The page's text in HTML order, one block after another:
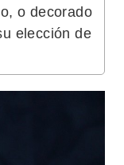
o decorado
elección de